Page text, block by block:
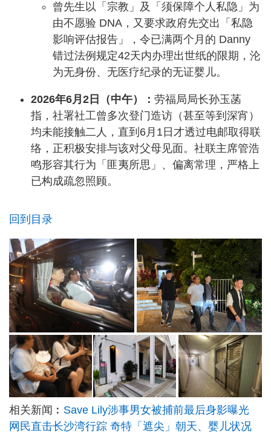
曾先生以「宗教」及「须保障个人私隐」为
由不愿验 DNA，又要求政府先交出「私隐
影响评估报告」，令已满两个月的 Danny
错过法例规定42天内办理出世纸的限期，沦
为无身份、无医疗纪录的无证婴儿。
2026年6月2日（中午）： 劳福局局长孙玉菡
指，社署社工曾多次登门造访（甚至等到深宵）
均未能接触二人，直到6月1日才透过电邮取得联
络，正积极安排与该对父母见面。社联主席管浩
鸣形容其行为「匪夷所思」、偏离常理，严格上
已构成疏忽照顾。
回到目录
相关新闻︰ Save Lily涉事男女被捕前最后身影曝光
网民直击长沙湾行踪 奇特「遮尖」朝天、婴儿状况